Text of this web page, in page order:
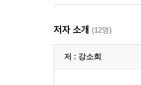
저자 소개 (12명)
저 : 강소희